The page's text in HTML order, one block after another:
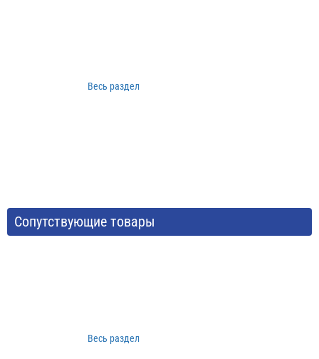
Весь раздел
Сопутствующие товары
Весь раздел